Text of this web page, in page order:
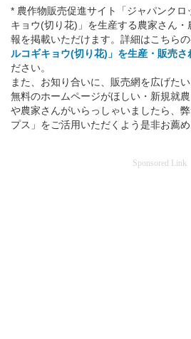
* 農作物販売促進サイト「ジャパンク
キョウ(切り花)」を生産する農家さん
報を掲載いただけます。詳細はこちら
ルコギキョウ(切り花)」を生産・販売
ださい。
また、お知り合いに、販売網を広げた
無料のホームページがほしい・新規就
や農家さんがいらっしゃいましたら、
プス」をご活用いただくよう是非お薦め
Sponsored Link